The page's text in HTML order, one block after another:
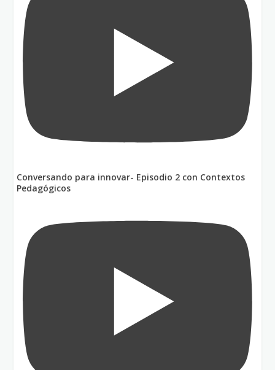
Conversando para innovar- Episodio 2 con Contextos
Pedagógicos